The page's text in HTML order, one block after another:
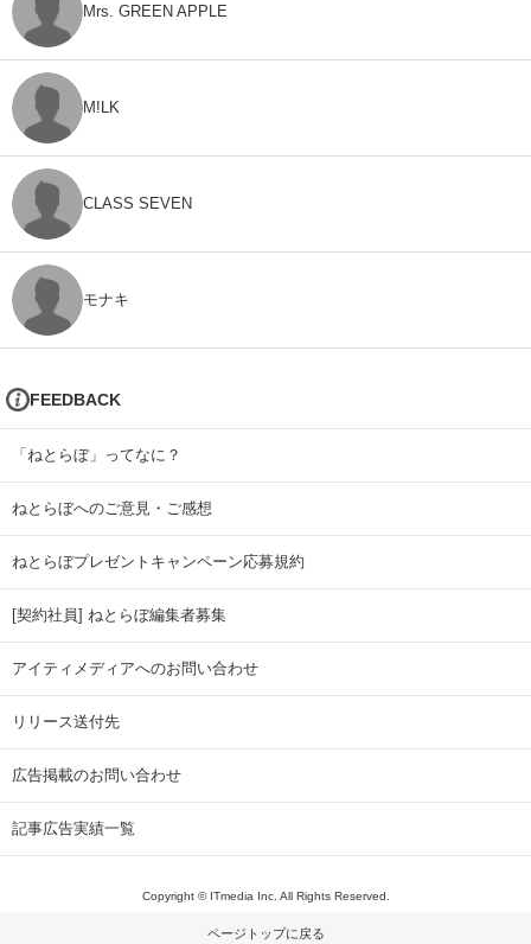
Mrs. GREEN APPLE
M!LK
CLASS SEVEN
モナキ
FEEDBACK
「ねとらぼ」ってなに？
ねとらぼへのご意見・ご感想
ねとらぼプレゼントキャンペーン応募規約
[契約社員] ねとらぼ編集者募集
アイティメディアへのお問い合わせ
リリース送付先
広告掲載のお問い合わせ
記事広告実績一覧
Copyright © ITmedia Inc. All Rights Reserved.
ページトップに戻る